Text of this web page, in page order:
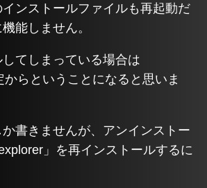
インストールファイルも再起動だ
能しません。
てしまっている場合は
らということになると思いま
書きませんが、アンインストー
」を再インストールするに